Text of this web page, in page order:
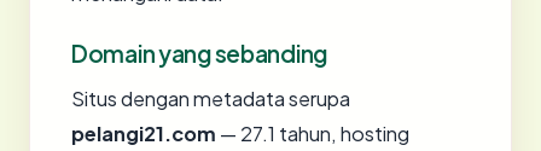
Domain yang sebanding
Situs dengan metadata serupa
pelangi21.com — 27.1 tahun, hosting